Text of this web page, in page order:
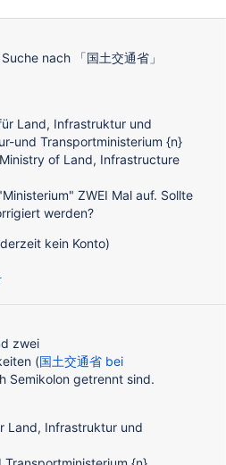
nach 「国土交通省」
Land, Infrastruktur und
und Transportministerium {n}
of Land, Infrastructure
ZWEI Mal auf. Sollte
werden?
kein Konto)
zwei
(国土交通省 bei
Semikolon getrennt sind.
Land, Infrastruktur und